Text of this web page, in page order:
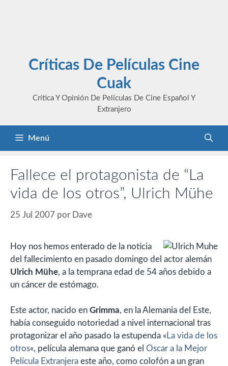
Críticas De Películas Cine
Cuak
Crítica Y Opinión De Películas De Cine Español Y
Extranjero
Menú
Fallece el protagonista de “La
vida de los otros”, Ulrich Mühe
25 Jul 2007 por Dave
Hoy nos hemos enterado de la noticia
del fallecimiento en pasado domingo del actor alemán
Ulrich Mühe, a la temprana edad de 54 años debido a
un cáncer de estómago.
Este actor, nacido en Grimma, en la Alemania del Este,
había conseguido notoriedad a nivel internacional tras
protagonizar el año pasado la estupenda « La vida de los
otros«, película alemana que ganó el Oscar a la Mejor
Película Extranjera este año, como colofón a un gran